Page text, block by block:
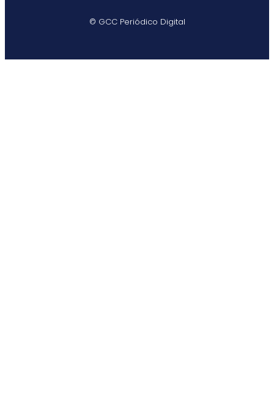
© GCC Periódico Digital